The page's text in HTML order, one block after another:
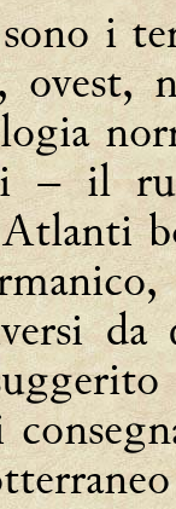
i
ovest,
– il